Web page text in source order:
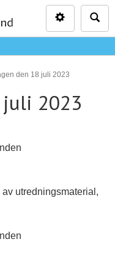
den 18 juli 2023
2023
utredningsmaterial,